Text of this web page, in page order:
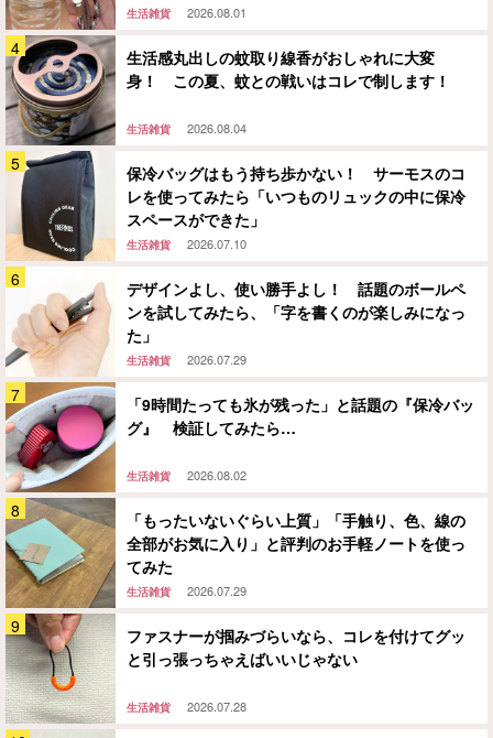
生活雑貨 2026.08.01
生活感丸出しの蚊取り線香がおしゃれに大変
身！ この夏、蚊との戦いはコレで制します！
生活雑貨 2026.08.04
保冷バッグはもう持ち歩かない！ サーモスのコ
レを使ってみたら「いつものリュックの中に保冷
スペースができた」
生活雑貨 2026.07.10
デザインよし、使い勝手よし！ 話題のボールペ
ンを試してみたら、「字を書くのが楽しみになっ
た」
生活雑貨 2026.07.29
「9時間たっても氷が残った」と話題の『保冷バッ
グ』 検証してみたら…
生活雑貨 2026.08.02
「もったいないぐらい上質」「手触り、色、線の
全部がお気に入り」と評判のお手軽ノートを使っ
てみた
生活雑貨 2026.07.29
ファスナーが掴みづらいなら、コレを付けてグッ
と引っ張っちゃえばいいじゃない
生活雑貨 2026.07.28